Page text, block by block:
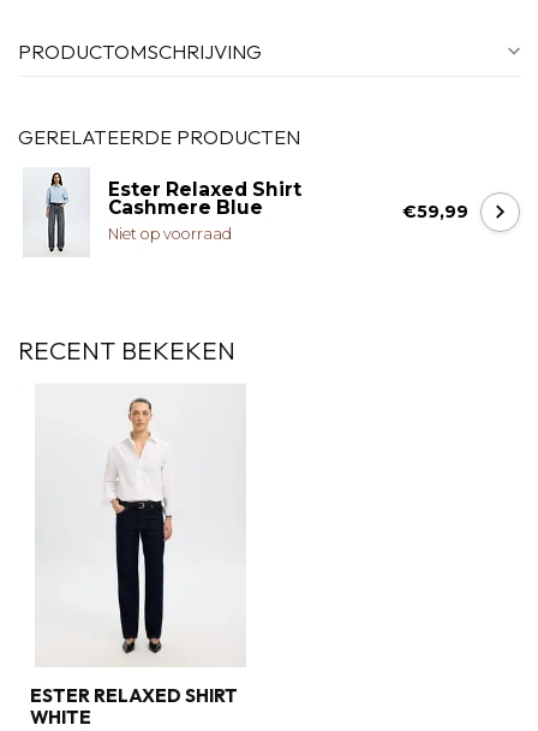
PRODUCTOMSCHRIJVING
GERELATEERDE PRODUCTEN
Ester Relaxed Shirt
Cashmere Blue
Niet op voorraad
€59,99
RECENT BEKEKEN
ESTER RELAXED SHIRT
WHITE